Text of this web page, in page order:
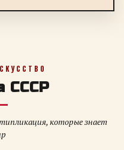
СССР
которые знает